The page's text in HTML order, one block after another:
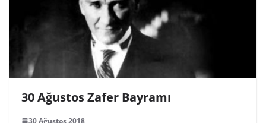
30 Ağustos Zafer Bayramı
30 Ağustos 2018